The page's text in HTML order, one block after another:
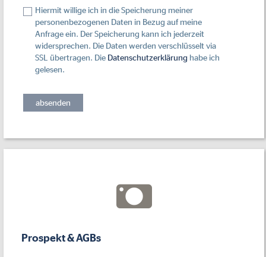
Hiermit willige ich in die Speicherung meiner
personenbezogenen Daten in Bezug auf meine
Anfrage ein. Der Speicherung kann ich jederzeit
widersprechen. Die Daten werden verschlüsselt via
SSL übertragen. Die Datenschutzerklärung habe ich
gelesen.
Prospekt & AGBs